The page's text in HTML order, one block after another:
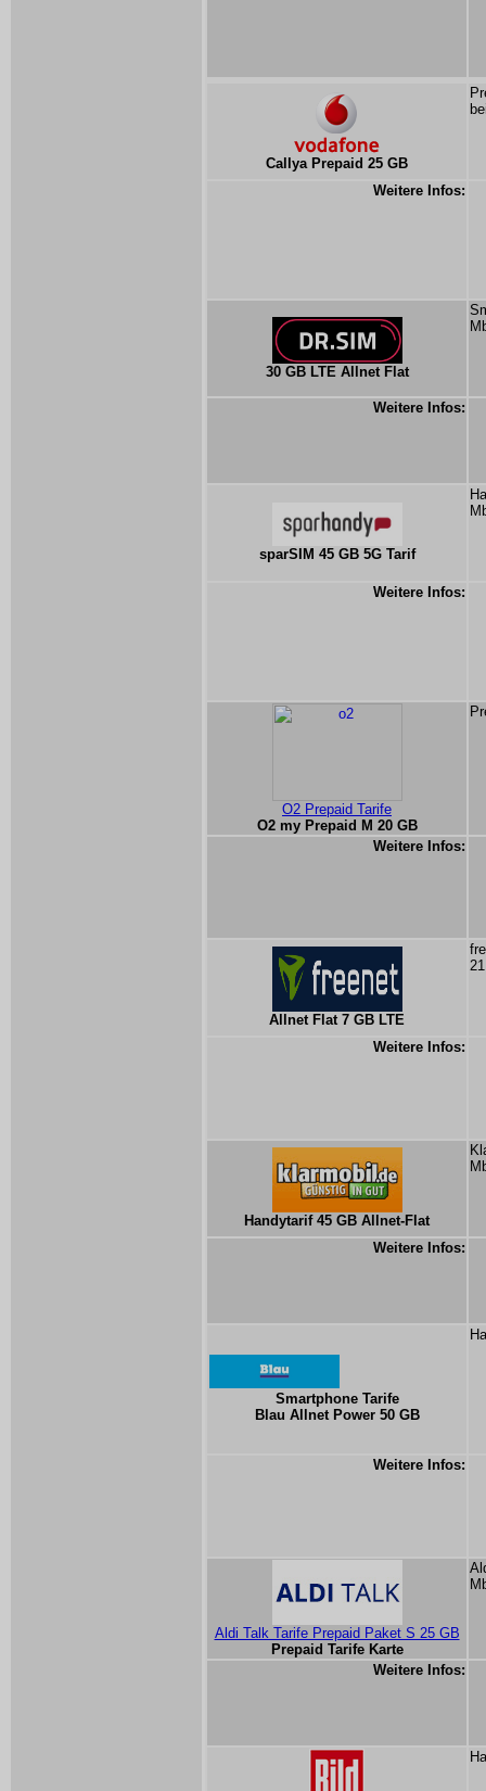
Callya Prepaid 25 GB
Weitere Infos:
30 GB LTE Allnet Flat
Weitere Infos:
sparSIM 45 GB 5G Tarif
Weitere Infos:
O2 Prepaid Tarife
O2 my Prepaid M 20 GB
Weitere Infos:
Allnet Flat 7 GB LTE
Weitere Infos:
Handytarif 45 GB Allnet-Flat
Weitere Infos:
Smartphone Tarife
Blau Allnet Power 50 GB
Weitere Infos:
Aldi Talk Tarife Prepaid Paket S 25 GB
Prepaid Tarife Karte
Weitere Infos: